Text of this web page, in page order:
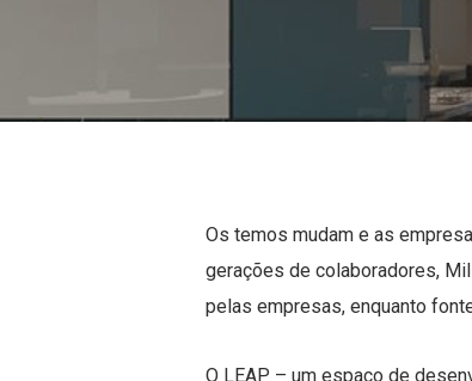
Os temos mudam e as
gerações de colaboradores,
pelas empresas, enquanto
O LEAP – um espaço de